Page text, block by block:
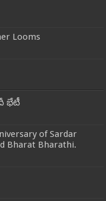
Looms
భేటీ
of Sardar
Bharat Bharathi.